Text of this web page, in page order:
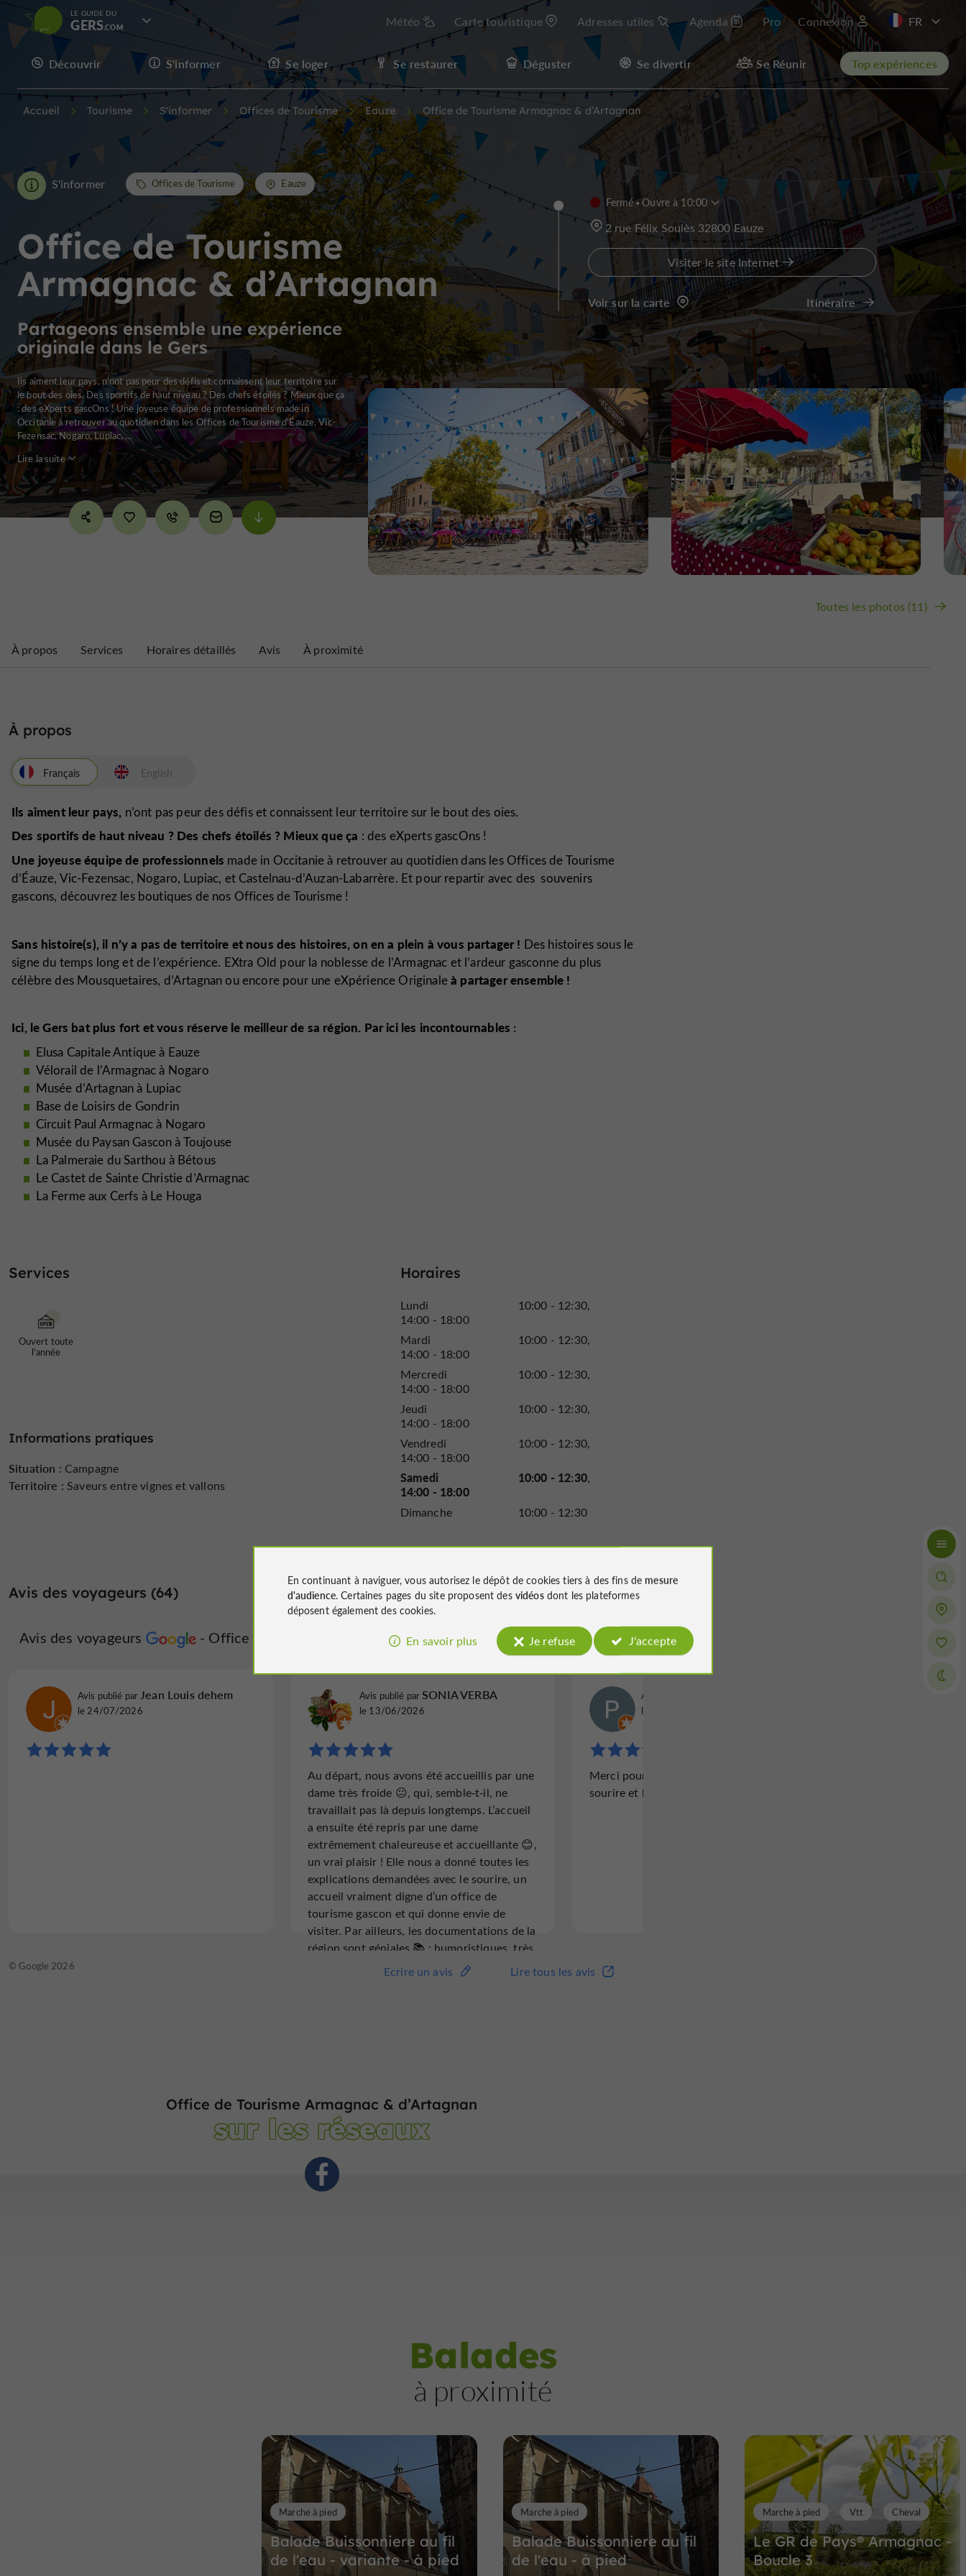
LE GUIDE DU
GERS Météo Carte touristique Adresses utiles Agenda Pro Connexion
EN
Découvrir S'informer Se loger Se restaurer Déguster Se divertir Se Réunir Top expériences
Accueil Tourisme S'informer Offices de Tourisme Eauze Office de Tourisme Armagnac & d’Artagnan
Office de Tourisme
Armagnac & d’Artagnan
Partageons ensemble une expérience
originale dans le Gers
S'informer Offices de Tourisme Eauze
Ils aiment leur pays, n’ont pas peur des défis et connaissent leur territoire sur
le bout des oies. Des sportifs de haut niveau ? Des chefs étoilés ? Mieux que ça
: des eXperts gascOns ! Une joyeuse équipe de professionnels made in
Occitanie à retrouver au quotidien dans les Offices de Tourisme d’Éauze, Vic-
Fezensac, Nogaro, Lupiac, ...
Lire la suite
Toutes les photos (11)
Fermé Ouvre à 10:00
2 rue Félix Soulès 32800 Eauze
Visiter le site Internet
Voir sur la carte Itinéraire
À propos Services Horaires détaillés Avis À proximité
À propos
Français
Ils aiment leur pays, n’ont pas peur des défis et connaissent leur territoire sur le bout des oies.
Des sportifs de haut niveau ? Des chefs étoilés ? Mieux que ça : des eXperts gascOns !
Une joyeuse équipe de professionnels made in Occitanie à retrouver au quotidien dans les Offices de Tourisme
d’Éauze, Vic-Fezensac, Nogaro, Lupiac, et Castelnau-d’Auzan-Labarrère. Et pour repartir avec des souvenirs
gascons, découvrez les boutiques de nos Offices de Tourisme !
Sans histoire(s), il n’y a pas de territoire et nous des histoires, on en a plein à vous partager ! Des histoires sous le
signe du temps long et de l’expérience. EXtra Old pour la noblesse de l’Armagnac et l’ardeur gasconne du plus
célèbre des Mousquetaires, d’Artagnan ou encore pour une eXpérience Originaleà partager ensemble !
Ici, le Gers bat plus fort et vous réserve le meilleur de sa région. Par ici les incontournables :
Elusa Capitale Antique à Eauze
Vélorail de l’Armagnac à Nogaro
Musée d’Artagnan à Lupiac
Base de Loisirs de Gondrin
Circuit Paul Armagnac à Nogaro
Musée du Paysan Gascon à Toujouse
La Palmeraie du Sarthou à Bétous
Le Castet de Sainte Christie d’Armagnac
La Ferme aux Cerfs à Le Houga
English
Services
Ouvert toute
l'année
Informations pratiques
Situation : Campagne
Territoire : Saveurs entre vignes et vallons
Horaires
Lundi
10:00 - 12:30
14:00 - 18:00
Mardi
10:00 - 12:30
14:00 - 18:00
Mercredi
10:00 - 12:30
14:00 - 18:00
Jeudi
10:00 - 12:30
14:00 - 18:00
Vendredi
10:00 - 12:30
14:00 - 18:00
Samedi
10:00 - 12:30
14:00 - 18:00
Dimanche 10:00 - 12:30
Avis des voyageurs (64)
Avis des voyageurs Office de Tourisme Armagnac & d’Artagnan 64 avis
Avis publié parJean Louis dehem
le 24/07/2026
Avis publié par SONIA VERBA
le 13/06/2026
Au départ, nous avons été accueillis par une
dame très froide 😐, qui, semble‑t‑il, ne
travaillait pas là depuis longtemps. L’accueil
a ensuite été repris par une dame
extrêmement chaleureuse et accueillante 😊,
un vrai plaisir ! Elle nous a donné toutes les
explications demandées avec le sourire, un
accueil vraiment digne d’un office de
tourisme gascon et qui donne envie de
visiter. Par ailleurs, les documentations de la
région sont géniales 📚 : humoristiques, très
précises, avec des localisations bien
Avis publié par
le 28/09/2025
Merci pour l'accueil, votre disponibilité, le
sourire et les services pour pèlerins.
Lire tous les avis
Ecrire un avis
© Google 2026
Office de Tourisme Armagnac & d’Artagnan
sur les réseaux
Balades
à proximité
Balade Buissonniere au fil
de l'eau - variante - à pied
Marche à pied
Balade Buissonniere au fil
de l'eau - à pied
Marche à pied
Le GR de Pays® Armagnac -
Boucle 3
Marche à pied Vtt Cheval
En continuant à naviguer, vous autorisez le dépôt de cookies tiers à des fins de mesure
d'audience. Certaines pages du site proposent des vidéosdont les plateformes
déposent également des cookies.
En savoir plus Je refuse J'accepte